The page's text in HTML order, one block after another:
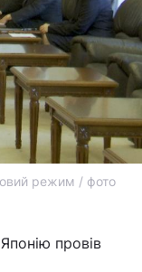
режим / фото
провів